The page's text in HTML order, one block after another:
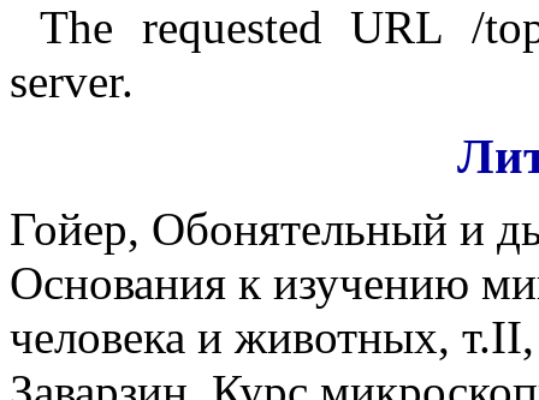
The requested URL /
server.
Гойер, Обонятельный и
Основания к изучению
человека и животных,